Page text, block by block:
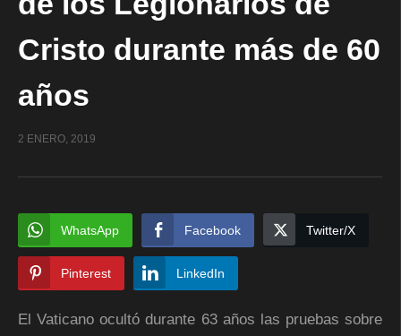
Cristo durante más de 60
años
2 ENERO, 2019
WhatsApp Facebook Twitter/X
Pinterest LinkedIn
El Vaticano ocultó durante 63 años las pruebas sobre